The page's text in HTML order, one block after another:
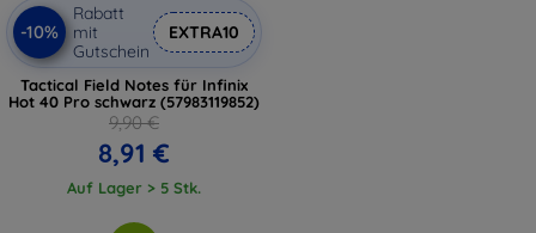
-10%
Rabatt
mit
Gutschein
EXTRA10
Tactical Field Notes für Infinix
Hot 40 Pro schwarz (57983119852)
9,90 €
8,91 €
Auf Lager > 5 Stk.